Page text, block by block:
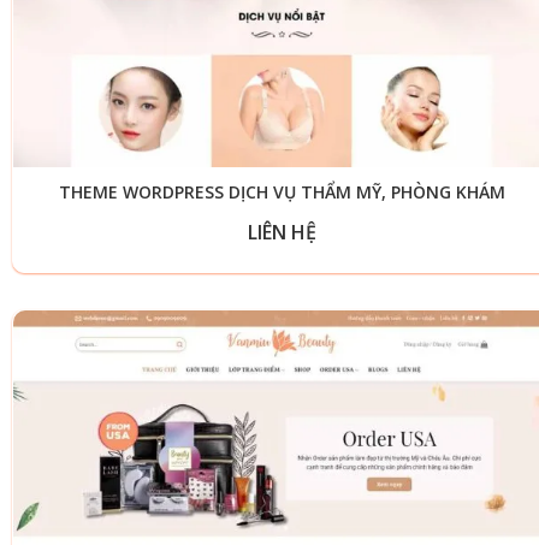
THEME WORDPRESS DỊCH VỤ THẨM MỸ, PHÒNG KHÁM
LIÊN HỆ